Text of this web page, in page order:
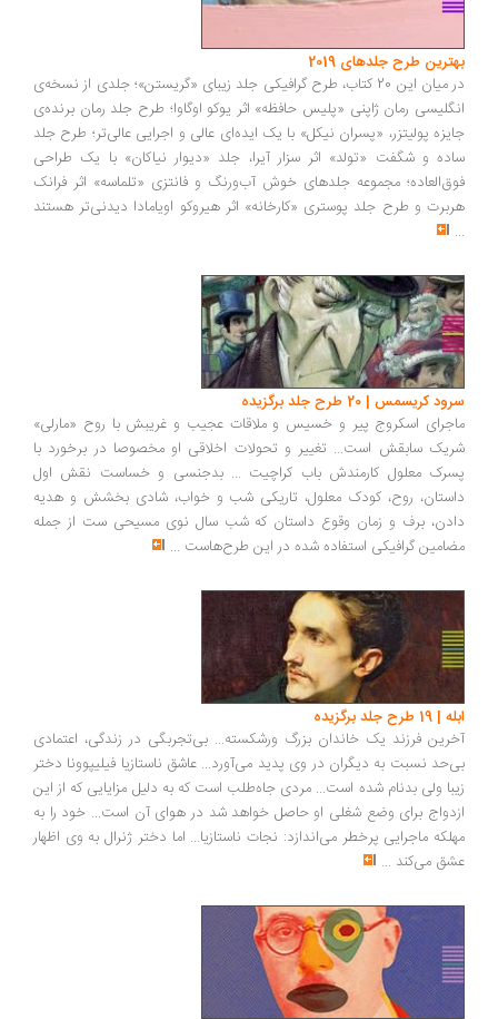
بهترین طرح جلدهای 2019
در میان این 20 کتاب، طرح گرافیکی جلد زیبای «گریستن»؛ جلدی از نسخه‌ی
انگلیسی رمان ژاپنی «پلیس حافظه» اثر یوکو اوگاوا؛ طرح جلد رمان برنده‌ی
جایزه پولیتزر، «پسران نیکل» با یک ایده‌ای عالی و اجرایی عالی‌تر؛ طرح جلد
ساده و شگفت «تولد» اثر سزار آیرا، جلد «دیوار نیاکان» با یک طراحی
فوق‌العاده؛ مجموعه جلدهای خوش آب‌ورنگ و فانتزی «تلماسه» اثر فرانک
هربرت و طرح جلد پوستری «کارخانه» اثر هیروکو اویامادا‏‫ دیدنی‌تر هستند
...
سرود کریسمس | 20 طرح جلد برگزیده
ماجرای اسکروج پیر و خسیس و ملاقات عجیب و غریبش با روح «مارلی»
شریک سابقش است... تغییر و تحولات اخلاقی او مخصوصا در برخورد با
پسرک معلول کارمندش باب کراچیت ... بدجنسی و خساست نقش اول
داستان، روح، کودک معلول، تاریکی شب و خواب، شادی بخشش و هدیه
دادن، برف و زمان وقوع داستان که شب سال نوی مسیحی ست از جمله
مضامین گرافیکی استفاده شده در این طرح‌هاست ...
ابله | 19 طرح جلد برگزیده
آخرین فرزند یک خاندان بزرگ ورشکسته... بی‌تجربگی در زندگی، اعتمادی
بی‌حد نسبت به دیگران در وی پدید می‌آورد... عاشق ناستازیا فیلیپوونا دختر
زیبا ولی بدنام شده است... مردی جاه‌طلب است که به دلیل مزایایی که از این
ازدواج برای وضع شغلی او حاصل خواهد شد در هوای آن است... خود را به
مهلکه ماجرایی پرخطر می‌اندازد: نجات ناستازیا... اما دختر ژنرال به وی اظهار
عشق می‌کند ...